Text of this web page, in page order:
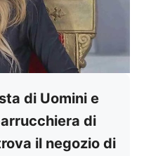
di Uomini e
di
il negozio di